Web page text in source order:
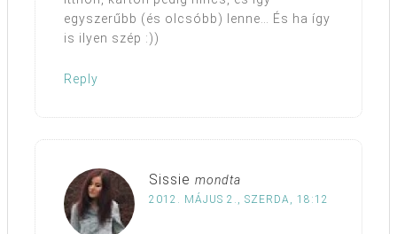
egyszerűbb (és olcsóbb) lenne… És ha így
is ilyen szép :))
Reply
Sissie mondta
2012. MÁJUS 2., SZERDA, 18:12